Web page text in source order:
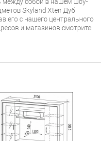
между собой в нашем шоу-
Skyland Xten Дуб
его с нашего центрального
и магазинов смотрите